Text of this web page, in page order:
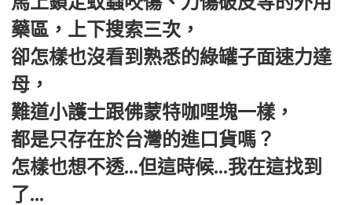
藥區，上下搜索三次，
卻怎樣也沒看到熟悉的綠罐子面速力達
母，
難道小護士跟佛蒙特咖哩塊一樣，
都是只存在於台灣的進口貨嗎？
怎樣也想不透...但這時候...我在這找到
了...